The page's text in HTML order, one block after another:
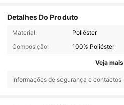
Detalhes Do Produto
Material:
Poliéster
Composição:
100% Poliéster
Veja mais
Informações de segurança e contactos